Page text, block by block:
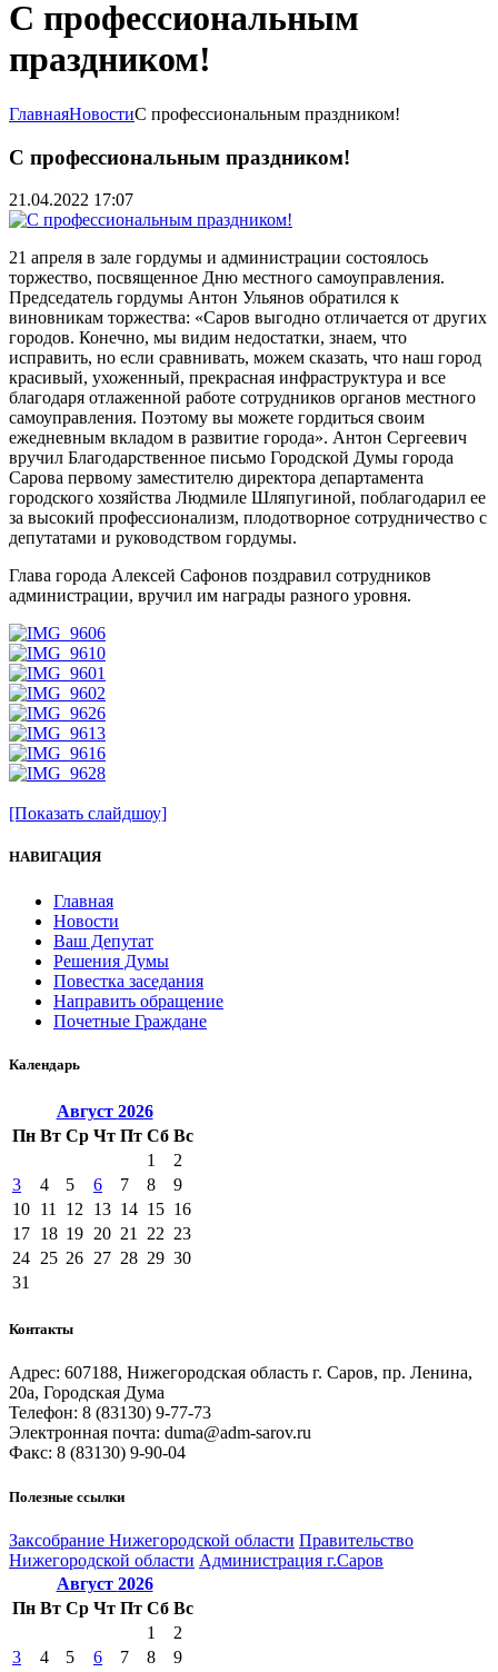
С профессиональным
праздником!
ГлавнаяНовостиС профессиональным праздником!
С профессиональным праздником!
21.04.2022 17:07
21 апреля в зале гордумы и администрации состоялось
торжество, посвященное Дню местного самоуправления.
Председатель гордумы Антон Ульянов обратился к
виновникам торжества: «Саров выгодно отличается от других
городов. Конечно, мы видим недостатки, знаем, что
исправить, но если сравнивать, можем сказать, что наш город
красивый, ухоженный, прекрасная инфраструктура и все
благодаря отлаженной работе сотрудников органов местного
самоуправления. Поэтому вы можете гордиться своим
ежедневным вкладом в развитие города». Антон Сергеевич
вручил Благодарственное письмо Городской Думы города
Сарова первому заместителю директора департамента
городского хозяйства Людмиле Шляпугиной, поблагодарил ее
за высокий профессионализм, плодотворное сотрудничество с
депутатами и руководством гордумы.
Глава города Алексей Сафонов поздравил сотрудников
администрации, вручил им награды разного уровня.
[Показать слайдшоу]
НАВИГАЦИЯ
Главная
Новости
Ваш Депутат
Решения Думы
Повестка заседания
Направить обращение
Почетные Граждане
Календарь
Август 2026
Пн Вт Ср Чт Пт Сб Вс
1
2
3
4 5 6 7 8
9
10 11 12 13 14 15 16
17 18 19 20 21 22 23
24 25 26 27 28 29 30
31
Контакты
Адрес: 607188, Нижегородская область г. Саров, пр. Ленина,
20а, Городская Дума
Телефон: 8 (83130) 9-77-73
Электронная почта: duma@adm-sarov.ru
Факс: 8 (83130) 9-90-04
Полезные ссылки
Закcобрание Нижегородской области Правительство
Нижегородской области Администрация г.Саров
Август 2026
Пн Вт Ср Чт Пт Сб Вс
1
2
3
4 5 6 7 8
9